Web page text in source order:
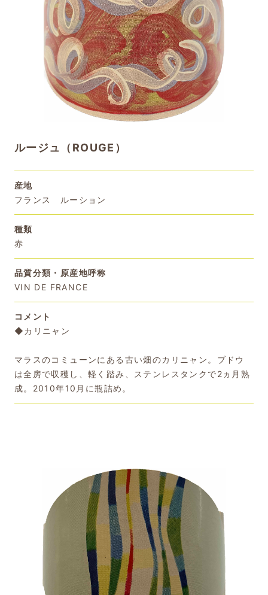
ルージュ（ROUGE）
産地
フランス ルーション
種類
赤
品質分類・原産地呼称
VIN DE FRANCE
コメント
◆カリニャン
マラスのコミューンにある古い畑のカリニャン。ブドウ
は全房で収穫し、軽く踏み、ステンレスタンクで2ヵ月熟
成。2010年10月に瓶詰め。